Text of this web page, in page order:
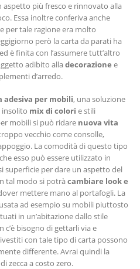
aspetto più fresco e rinnovato alla
Essa inoltre conferiva anche
per tale ragione era molto
però la carta da parati ha
è finita con l’assumere tutt’altro
adibito alladecorazione e
d’arredo.
adesiva per mobili, una soluzione
insolito mix di colori e stili
mobili si può ridare nuova vita
vecchio come consolle,
La comodità di questo tipo
esso può essere utilizzato in
superficie per dare un aspetto del
tal modo si potràcambiare look e
mettere mano al portafogli. La
ad esempio su mobili piuttosto
in un’abitazione dallo stile
bisogno di gettarli via e
con tale tipo di carta possono
differente. Avrai quindi la
zecca a costo zero.